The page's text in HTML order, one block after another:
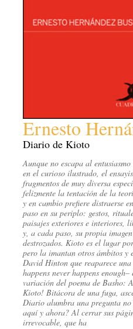
Ernesto
Diario de Kioto
Aunque no escapa al
en el curioso ilustrado, el
fragmentos de muy diversa
felizmente la tentación de la
y en cambio prefiere distraerse
paso en su periplo: gestos,
paisajes exteriores e interiores,
y, a cada paso, su propia
destrozados. Kioto es el lugar
pero la imantan otros ámbitos y
David Hinton que reaparece
happens never happens
variación del poema de Basho:
Kioto! Bitácora de una fuga,
Diario alumbra una pregunta
aquí y ahora? Al cerrar sus
irrevocable, que ha